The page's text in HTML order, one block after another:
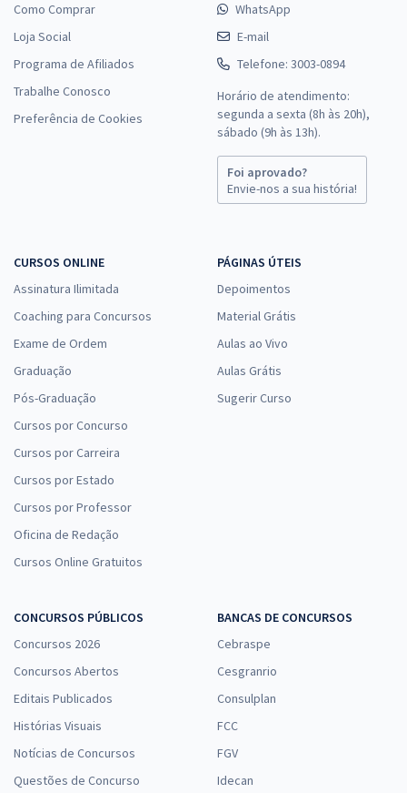
Como Comprar
Loja Social
Programa de Afiliados
Trabalhe Conosco
Preferência de Cookies
WhatsApp
E-mail
Telefone: 3003-0894
Horário de atendimento:
segunda a sexta (8h às 20h),
sábado (9h às 13h).
Foi aprovado?
Envie-nos a sua história!
CURSOS ONLINE
Assinatura Ilimitada
Coaching para Concursos
Exame de Ordem
Graduação
Pós-Graduação
Cursos por Concurso
Cursos por Carreira
Cursos por Estado
Cursos por Professor
Oficina de Redação
Cursos Online Gratuitos
PÁGINAS ÚTEIS
Depoimentos
Material Grátis
Aulas ao Vivo
Aulas Grátis
Sugerir Curso
CONCURSOS PÚBLICOS
Concursos 2026
Concursos Abertos
Editais Publicados
Histórias Visuais
Notícias de Concursos
Questões de Concurso
BANCAS DE CONCURSOS
Cebraspe
Cesgranrio
Consulplan
FCC
FGV
Idecan